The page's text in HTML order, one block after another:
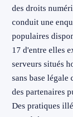
des droits
conduit une
populaires
17 d'entre elles
serveurs situés
sans base
des partenaires
Des pratiques